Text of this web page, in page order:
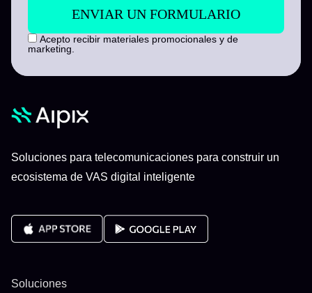
Acepto recibir materiales promocionales y de
marketing.
Soluciones para telecomunicaciones para construir un
ecosistema de VAS digital inteligente
Soluciones